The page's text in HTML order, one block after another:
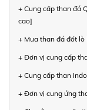
+ Cung cấp than đá
cao]
+ Mua than đá đốt
+ Đơn vị cung cấp
+ Cung cấp than
+ Đơn vị cung ứng